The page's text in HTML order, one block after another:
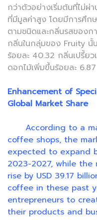
กว่าตัวอย่างเริ่มต้นที่ไม่ผ่
ที่มีมูลค่าสูง โดยมีการศึก
ตามชนิดและกลิ่นรสของก
กลิ่นในกลุ่มของ Fruity นั้
ร้อยละ 40.32 กลิ่นเปรี้ย
ดอกไม้เพิ่มขึ้นร้อยละ
Enhancement of
Global Market Share
According to a
coffee shops, the
expected to expand
2023-2027, while
rise by USD 39.17
coffee in these past
entrepreneurs to
their products and